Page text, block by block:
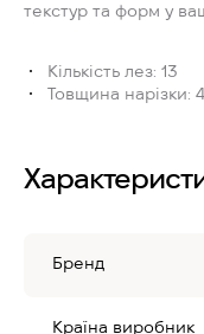
текстур та форм у
Кількість лез: 13
Товщина нарізки:
Бренд
Країна виробник